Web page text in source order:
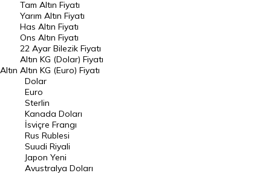
DÖVİZ
Döviz Kuru
Dolar Kuru
Euro Kuru
Pound Kuru
Frank Kuru
Riyal Kuru
Avustralya Doları
Altın
Tam Altın Fiyatı
Yarım Altın Fiyatı
Has Altın Fiyatı
Ons Altın Fiyatı
22 Ayar Bilezik Fiyatı
Altın KG (Dolar) Fiyatı
Altın KG (Euro) Fiyatı
Dolar
Euro
Sterlin
Kanada Doları
İsviçre Frangı
Rus Rublesi
Suudi Riyali
Japon Yeni
Avustralya Doları